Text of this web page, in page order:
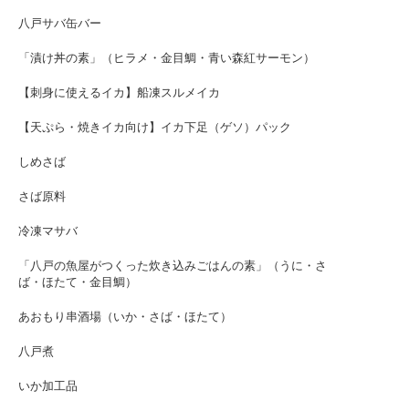
八戸サバ缶バー
「漬け丼の素」（ヒラメ・金目鯛・青い森紅サーモン）
【刺身に使えるイカ】船凍スルメイカ
【天ぷら・焼きイカ向け】イカ下足（ゲソ）パック
しめさば
さば原料
冷凍マサバ
「八戸の魚屋がつくった炊き込みごはんの素」（うに・さ
ば・ほたて・金目鯛）
あおもり串酒場（いか・さば・ほたて）
八戸煮
いか加工品